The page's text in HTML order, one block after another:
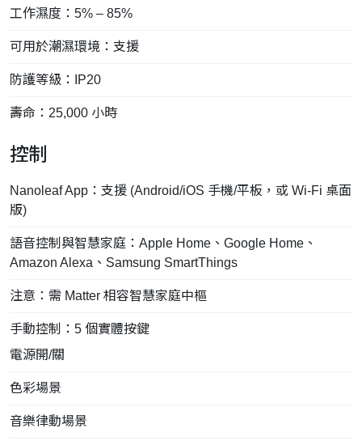
工作濕度：5% – 85%
可用於潮濕環境：支援
防護等級：IP20
壽命：25,000 小時
控制
Nanoleaf App：支援 (Android/iOS 手機/平板，或 Wi-Fi 桌面
版)
語音控制與智慧家庭：Apple Home、Google Home、
Amazon Alexa、Samsung SmartThings
注意：需 Matter 相容智慧家庭中樞
手動控制：5 個實體按鍵
電源開/關
色彩場景
音樂律動場景